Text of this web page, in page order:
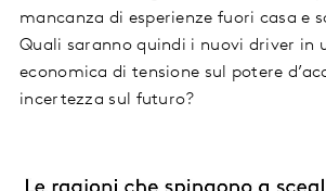
mancanza di esperienze fuori casa e
Quali saranno quindi i nuovi driver in
economica di tensione sul potere
incertezza sul futuro?